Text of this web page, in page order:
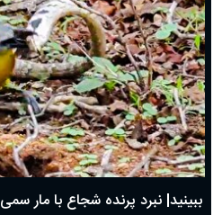
ببینید| نبرد پرنده شجاع با مار سمی